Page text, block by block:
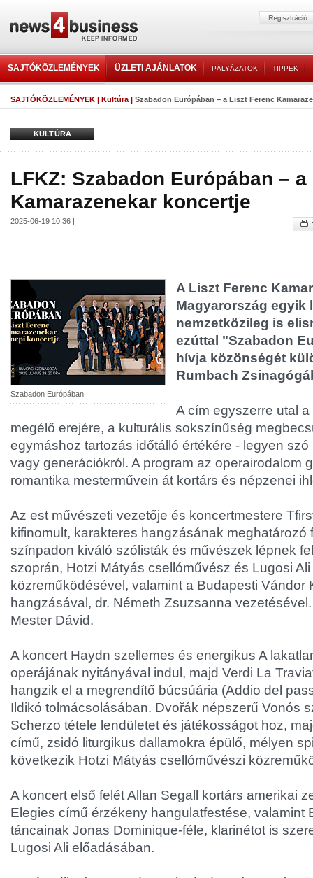
SAJTÓKÖZLEMÉNYEK ÜZLETI AJÁNLATOK PÁLYÁZATOK TIPPEK
SAJTÓKÖZLEMÉNYEK | Kultúra | Szabadon Európában – a Liszt Ferenc
KULTÚRA
LFKZ: Szabadon Európában –
Kamarazenekar koncertje
2025-06-19 10:36 |
Szabadon Európában
A Liszt Ferenc
Magyarország egyik
nemzetközileg is
ezúttal "Szabadon
hívja közönségét
Rumbach
A cím egyszerre utal
megélő erejére, a kulturális sokszínűség
egymáshoz tartozás időtálló értékére - legyen
vagy generációkról. A program az operairodalom
romantika mesterművein át kortárs és népzenei
Az est művészeti vezetője és koncertmestere
kifinomult, karakteres hangzásának meghatározó
színpadon kiváló szólisták és művészek lépnek
szoprán, Hotzi Mátyás csellóművész és Lugosi
közreműködésével, valamint a Budapesti Vándor
hangzásával, dr. Németh Zsuzsanna
Mester Dávid.
A koncert Haydn szellemes és energikus A
operájának nyitányával indul, majd Verdi La
hangzik el a megrendítő búcsúária (Addio del
Ildikó tolmácsolásában. Dvořák népszerű Vonós
Scherzo tétele lendületet és játékosságot hoz,
című, zsidó liturgikus dallamokra épülő, mélyen
következik Hotzi Mátyás csellóművészi
A koncert első felét Allan Segall kortárs amerikai
Elegies című érzékeny hangulatfestése, valamint
táncainak Jonas Dominique-féle, klarinétot is
Lugosi Ali előadásában.